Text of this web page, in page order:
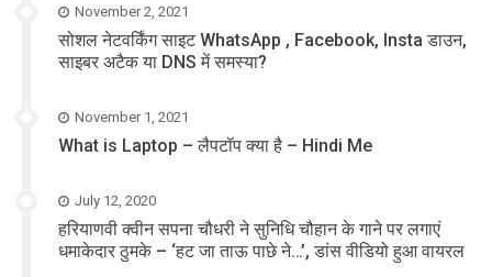
November 2, 2021
सोशल नेटवर्किंग साइट WhatsApp , Facebook, Insta डाउन,
साइबर अटैक या DNS में समस्या?
November 1, 2021
What is Laptop – लैपटॉप क्या है – Hindi Me
July 12, 2020
हरियाणवी क्वीन सपना चौधरी ने सुनिधि चौहान के गाने पर लगाएं
धमाकेदार ठुमके – ‘हट जा ताऊ पाछे ने…’, डांस वीडियो हुआ वायरल